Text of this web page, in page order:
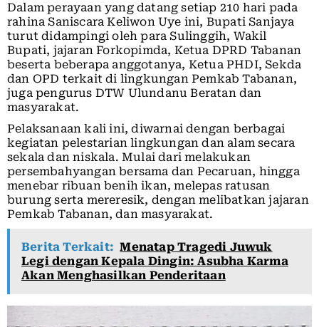
Dalam perayaan yang datang setiap 210 hari pada
rahina Saniscara Keliwon Uye ini, Bupati Sanjaya
turut didampingi oleh para Sulinggih, Wakil
Bupati, jajaran Forkopimda, Ketua DPRD Tabanan
beserta beberapa anggotanya, Ketua PHDI, Sekda
dan OPD terkait di lingkungan Pemkab Tabanan,
juga pengurus DTW Ulundanu Beratan dan
masyarakat.
Pelaksanaan kali ini, diwarnai dengan berbagai
kegiatan pelestarian lingkungan dan alam secara
sekala dan niskala. Mulai dari melakukan
persembahyangan bersama dan Pecaruan, hingga
menebar ribuan benih ikan, melepas ratusan
burung serta mereresik, dengan melibatkan jajaran
Pemkab Tabanan, dan masyarakat.
Berita Terkait: Menatap Tragedi Juwuk
Legi dengan Kepala Dingin: Asubha Karma
Akan Menghasilkan Penderitaan